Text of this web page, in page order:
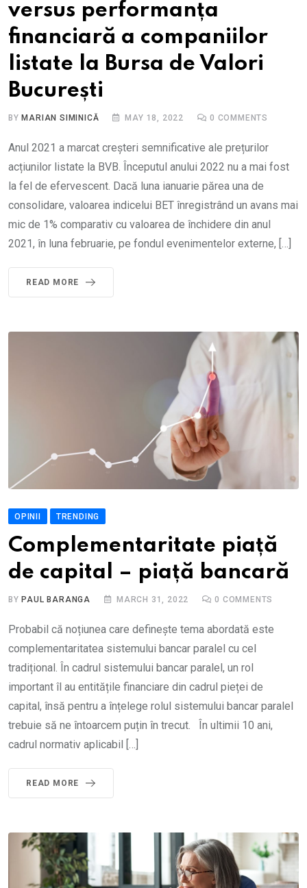
versus performanța
financiară a companiilor
listate la Bursa de Valori
București
BY MARIAN SIMINICĂ MAY 18, 2022 0 COMMENTS
Anul 2021 a marcat creșteri semnificative ale prețurilor
acțiunilor listate la BVB. Începutul anului 2022 nu a mai fost
la fel de efervescent. Dacă luna ianuarie părea una de
consolidare, valoarea indicelui BET înregistrând un avans mai
mic de 1% comparativ cu valoarea de închidere din anul
2021, în luna februarie, pe fondul evenimentelor externe, […]
READ MORE
OPINII TRENDING
Complementaritate piață
de capital – piață bancară
BY PAUL BARANGA MARCH 31, 2022 0 COMMENTS
Probabil că noțiunea care definește tema abordată este
complementaritatea sistemului bancar paralel cu cel
tradițional. În cadrul sistemului bancar paralel, un rol
important îl au entitățile financiare din cadrul pieței de
capital, însă pentru a înțelege rolul sistemului bancar paralel
trebuie să ne întoarcem puțin în trecut. În ultimii 10 ani,
cadrul normativ aplicabil […]
READ MORE